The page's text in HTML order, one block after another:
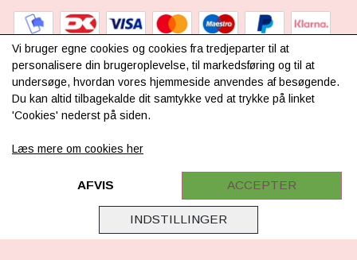
TILMELD NYHEDSBREV
TILMELD DIG VORES
Vi bruger egne cookies og cookies fra tredjeparter til at
personalisere din brugeroplevelse, til markedsføring og til at
undersøge, hvordan vores hjemmeside anvendes af besøgende.
Du kan altid tilbagekalde dit samtykke ved at trykke på linket
'Cookies' nederst på siden.
Læs mere om cookies her
INDSTILLINGER
AFVIS ACCEPTER